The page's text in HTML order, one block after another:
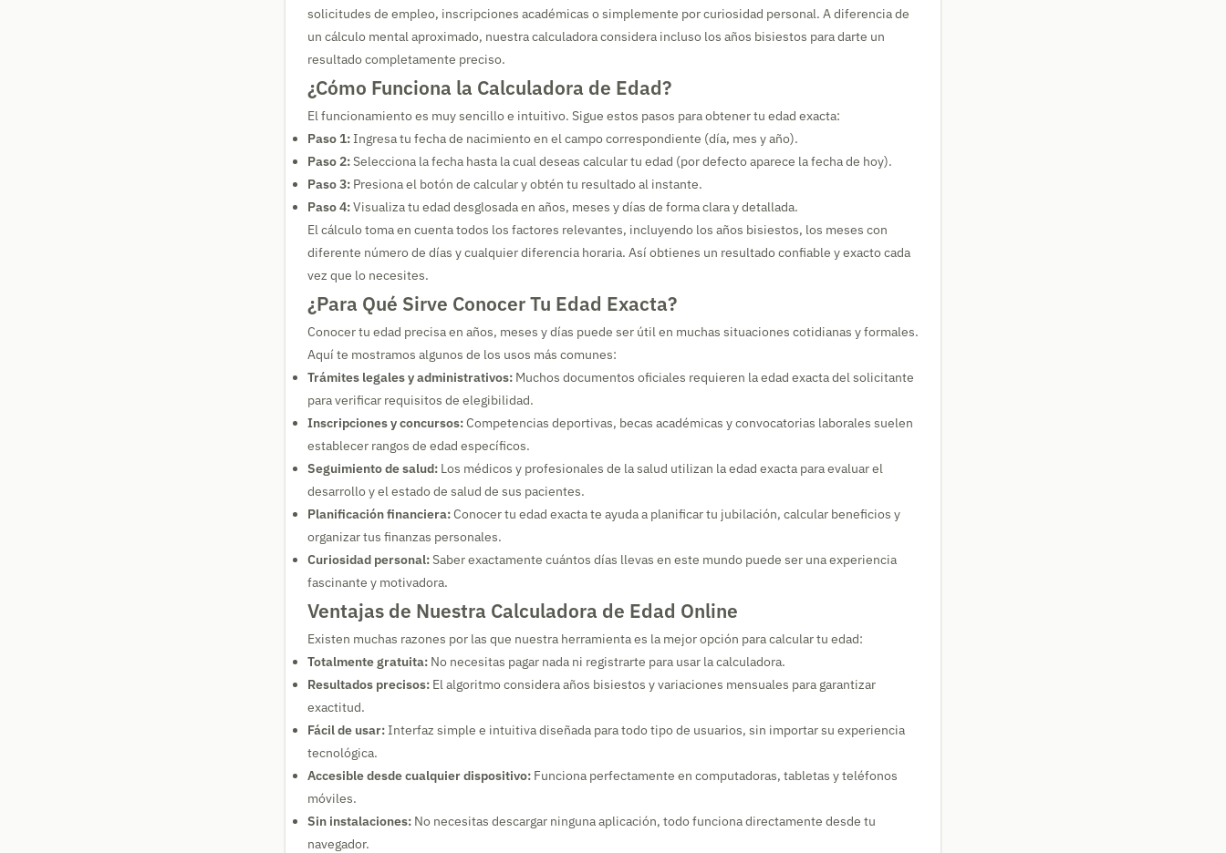
solicitudes de empleo, inscripciones académicas o simplemente por curiosidad personal. A diferencia de
un cálculo mental aproximado, nuestra calculadora considera incluso los años bisiestos para darte un
resultado completamente preciso.
¿Cómo Funciona la Calculadora de Edad?
El funcionamiento es muy sencillo e intuitivo. Sigue estos pasos para obtener tu edad exacta:
Paso 1:Ingresa tu fecha de nacimiento en el campo correspondiente (día, mes y año).
Paso 2:Selecciona la fecha hasta la cual deseas calcular tu edad (por defecto aparece la fecha de hoy).
Paso 3: Presiona el botón de calcular y obtén tu resultado al instante.
Paso 4:Visualiza tu edad desglosada en años, meses y días de forma clara y detallada.
El cálculo toma en cuenta todos los factores relevantes, incluyendo los años bisiestos, los meses con
diferente número de días y cualquier diferencia horaria. Así obtienes un resultado confiable y exacto cada
vez que lo necesites.
¿Para Qué Sirve Conocer Tu Edad Exacta?
Conocer tu edad precisa en años, meses y días puede ser útil en muchas situaciones cotidianas y formales.
Aquí te mostramos algunos de los usos más comunes:
Trámites legales y administrativos: Muchos documentos oficiales requieren la edad exacta del solicitante
para verificar requisitos de elegibilidad.
Inscripciones y concursos:Competencias deportivas, becas académicas y convocatorias laborales suelen
establecer rangos de edad específicos.
Seguimiento de salud: Los médicos y profesionales de la salud utilizan la edad exacta para evaluar el
desarrollo y el estado de salud de sus pacientes.
Planificación financiera:Conocer tu edad exacta te ayuda a planificar tu jubilación, calcular beneficios y
organizar tus finanzas personales.
Curiosidad personal:Saber exactamente cuántos días llevas en este mundo puede ser una experiencia
fascinante y motivadora.
Ventajas de Nuestra Calculadora de Edad Online
Existen muchas razones por las que nuestra herramienta es la mejor opción para calcular tu edad:
Totalmente gratuita: No necesitas pagar nada ni registrarte para usar la calculadora.
Resultados precisos: El algoritmo considera años bisiestos y variaciones mensuales para garantizar
exactitud.
Fácil de usar:Interfaz simple e intuitiva diseñada para todo tipo de usuarios, sin importar su experiencia
tecnológica.
Accesible desde cualquier dispositivo: Funciona perfectamente en computadoras, tabletas y teléfonos
móviles.
Sin instalaciones: No necesitas descargar ninguna aplicación, todo funciona directamente desde tu
navegador.